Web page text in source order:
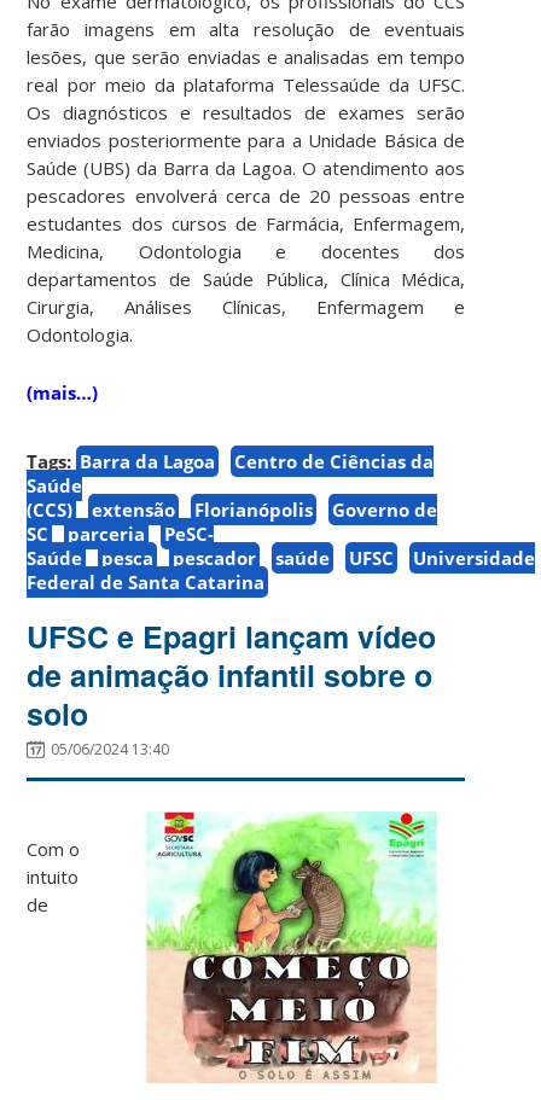
farão imagens em alta resolução de eventuais
lesões, que serão enviadas e analisadas em tempo
real por meio da plataforma Telessaúde da UFSC.
Os diagnósticos e resultados de exames serão
enviados posteriormente para a Unidade Básica de
Saúde (UBS) da Barra da Lagoa. O atendimento aos
pescadores envolverá cerca de 20 pessoas entre
estudantes dos cursos de Farmácia, Enfermagem,
Medicina, Odontologia e docentes dos
departamentos de Saúde Pública, Clínica Médica,
Cirurgia, Análises Clínicas, Enfermagem e
Odontologia.
(mais…)
Tags: Barra da Lagoa
Centro de Ciências da
Saúde
(CCS)
extensão Florianópolis
Governo de
SC
parceria
PeSC-
Saúde
pesca pescador saúde UFSC
Universidade
Federal de Santa Catarina
UFSC e Epagri lançam vídeo
de animação infantil sobre o
solo
05/06/2024 13:40
Com o
intuito
de